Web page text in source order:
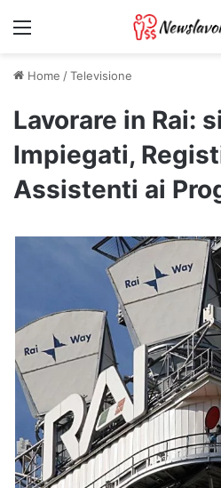
Menu
Home /Televisione
Lavorare in Rai:
Impiegati,
Assistenti ai